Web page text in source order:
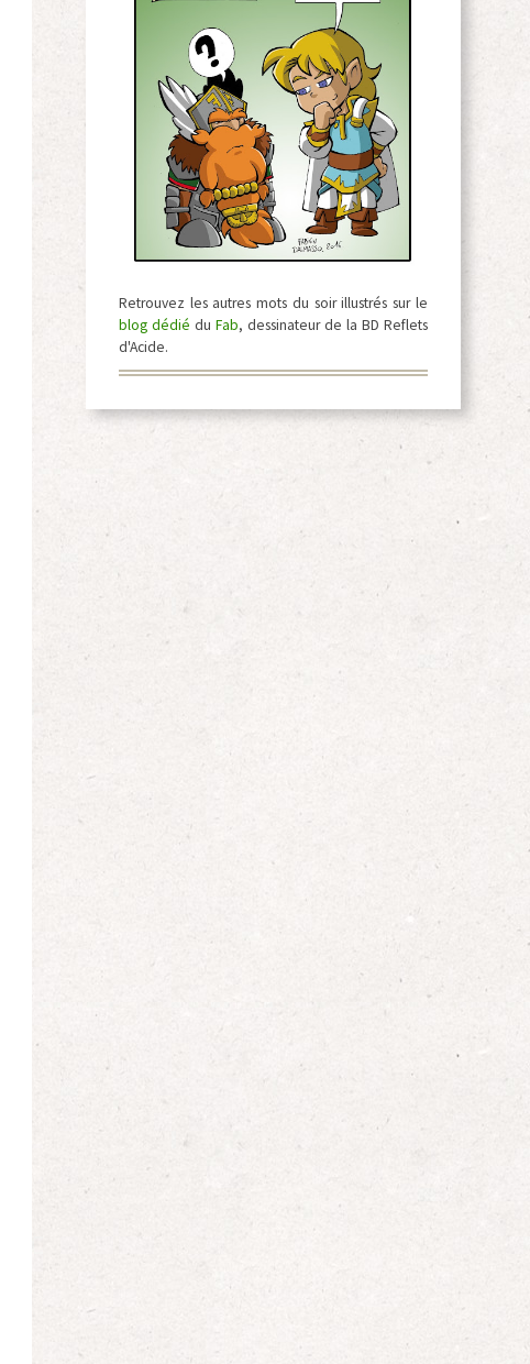
Retrouvez les autres mots du soir illustrés sur le
blog dédié du Fab, dessinateur de la BD Reflets
d'Acide.